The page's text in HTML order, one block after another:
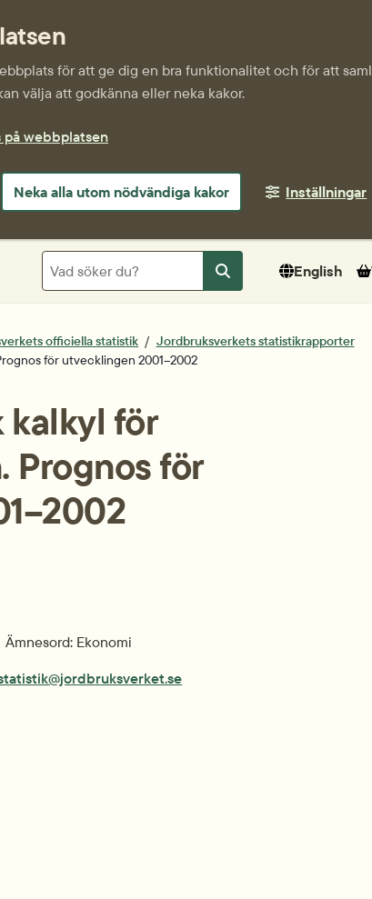
för att ge dig en bra funktionalitet och för att
välja att godkänna eller neka kakor.
på webbplatsen
Neka alla utom nödvändiga kakor Inställningar
Sök
Sök
English
officiella statistik
Jordbruksverkets statistikrapporter
för utvecklingen 2001–2002
kalkyl för
Prognos för
Ämnesord: Ekonomi